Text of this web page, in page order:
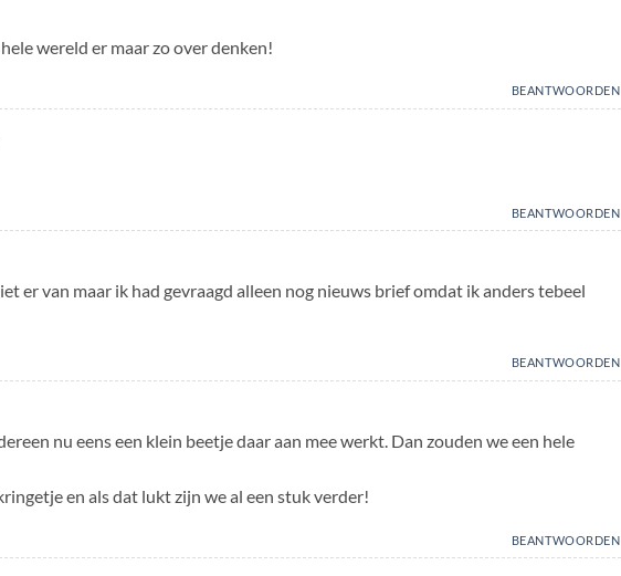
wereld er maar zo over denken!
BEANTWOORDEN
BEANTWOORDEN
er van maar ik had gevraagd alleen nog nieuws brief omdat ik anders tebeel
BEANTWOORDEN
nu eens een klein beetje daar aan mee werkt. Dan zouden we een hele
en als dat lukt zijn we al een stuk verder!
BEANTWOORDEN